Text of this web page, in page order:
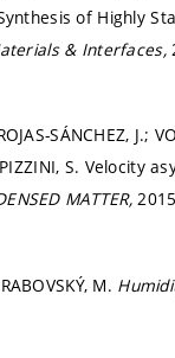
of Highly
& Interfaces,
SÁNCHEZ, J.;
PIZZINI, S. Velocity
MATTER,
M.